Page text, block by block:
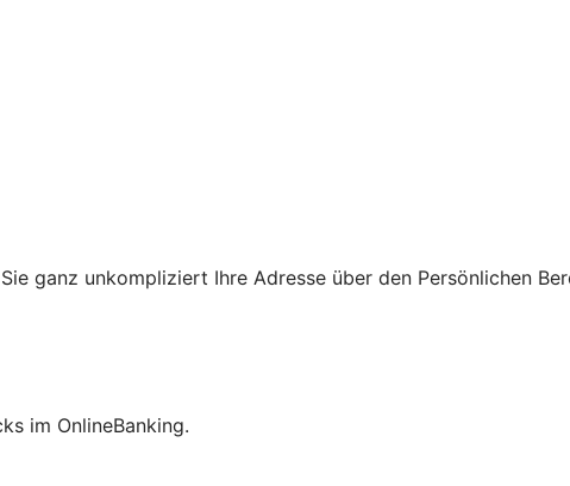
ganz unkompliziert Ihre Adresse über den Persönlichen
im OnlineBanking.